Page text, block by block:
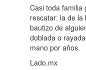
Casi toda familia
rescatar: la de la
bautizo de
doblada o
mano por años.
Lado.mx